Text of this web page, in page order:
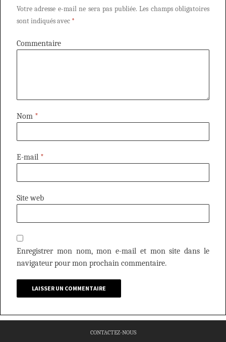
Votre adresse e-mail ne sera pas publiée. Les champs obligatoires
sont indiqués avec *
Commentaire
Nom *
E-mail *
Site web
Enregistrer mon nom, mon e-mail et mon site dans le
navigateur pour mon prochain commentaire.
CONTACTEZ-NOUS